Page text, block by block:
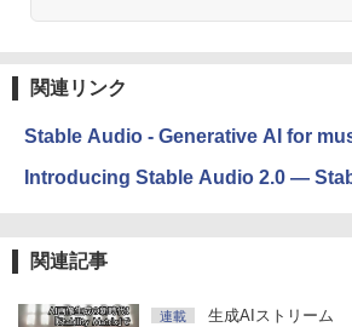
￥2,326
ージ、防水、7イン
関連リンク
Stable Audio - Generative AI for
Introducing Stable Audio 2.0 —
関連記事
連載 生成AIストリーム